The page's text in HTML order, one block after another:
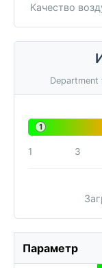
Качество
Department
1
1 3
Параметр